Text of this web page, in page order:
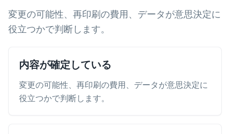
変更の可能性、再印刷の費用、データが意思決定に
役立つかで判断します。
内容が確定している
変更の可能性、再印刷の費用、データが意思決定に
役立つかで判断します。